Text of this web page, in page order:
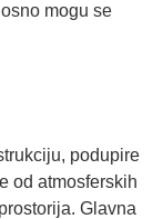
mogu se
podupire
od atmosferskih
Glavna